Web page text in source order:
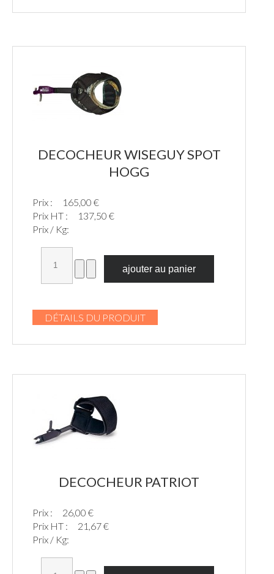
DECOCHEUR WISEGUY SPOT
HOGG
Prix :
165,00 €
Prix HT :
137,50 €
Prix / Kg:
DÉTAILS DU PRODUIT
DECOCHEUR PATRIOT
Prix :
26,00 €
Prix HT :
21,67 €
Prix / Kg: